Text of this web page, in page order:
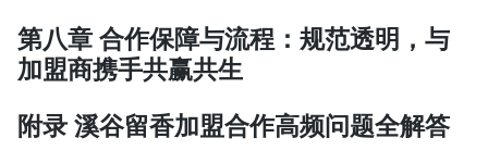
第八章 合作保障与流程：规范透明，与
加盟商携手共赢共生
附录 溪谷留香加盟合作高频问题全解答